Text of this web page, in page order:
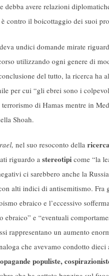
debba avere relazioni
è contro il boicottaggio dei suoi
undici domande mirate
utilizzando ogni genere di
del tutto, la ricerca ha
per cui “gli ebrei sono i
terrorismo di Hamas mentre in
Shoah.
nel suo resoconto della
riguardo astereotipi come “la
ci sarebbero anche la
alti indici di antisemitismo.
ebraico e l’eccessivo
ebraico” e “eventuali
rappresentano un aumento
che avevamo condotto
populiste,